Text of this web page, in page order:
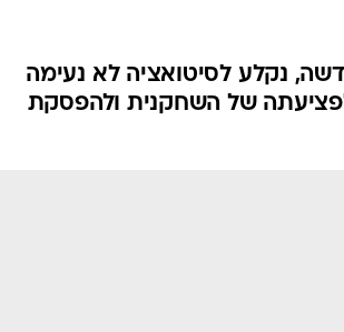
נקלע לסיטואציה לא נעימה
של השחקנית ולהפסקת